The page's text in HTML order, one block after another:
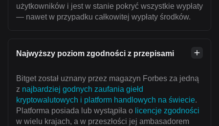
użytkowników i jest w stanie pokryć wszystkie wypłaty
— nawet w przypadku całkowitej wypłaty środków.
Najwyższy poziom zgodności z przepisami
Bitget został uznany przez magazyn Forbes za jedną
z najbardziej godnych zaufania giełd
kryptowalutowych i platform handlowych na świecie.
Platforma posiada lub wystąpiła o licencje zgodności
w wielu krajach, a w przeszłości jej ambasadorem